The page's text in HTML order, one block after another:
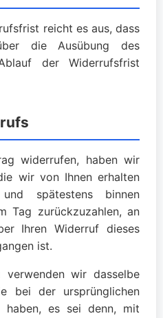
reicht es aus, dass
die Ausübung des
der Widerrufsfrist
widerrufen, haben wir
wir von Ihnen erhalten
spätestens binnen
Tag zurückzuzahlen, an
Ihren Widerruf dieses
ist.
verwenden wir dasselbe
bei der ursprünglichen
haben, es sei denn, mit